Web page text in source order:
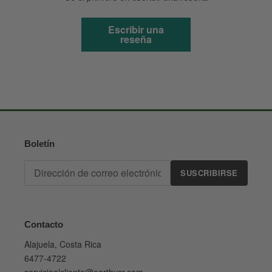
Escribir una
reseña
Boletín
SUSCRIBIRSE
Contacto
Alajuela, Costa Rica
6477-4722